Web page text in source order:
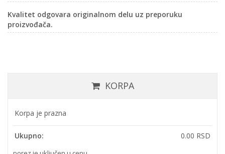
Kvalitet odgovara originalnom delu uz preporuku
proizvođača.
KORPA
Korpa je prazna
Ukupno: 0.00 RSD